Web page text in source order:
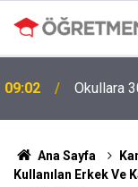
19:01
Öncelik
Ana Sayfa
Kullanılan Erkek Ve